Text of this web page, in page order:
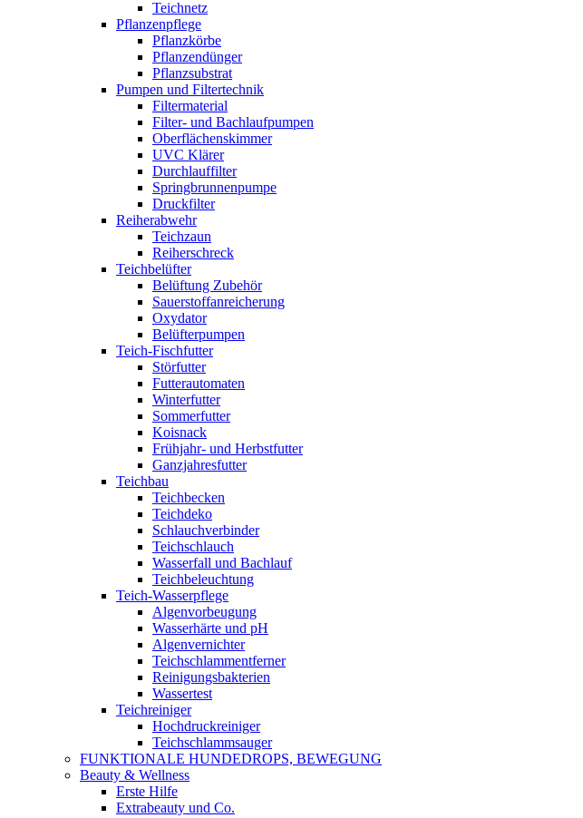
Teichnetz
Pflanzenpflege
Pflanzkörbe
Pflanzendünger
Pflanzsubstrat
Pumpen und Filtertechnik
Filtermaterial
Filter- und Bachlaufpumpen
Oberflächenskimmer
UVC Klärer
Durchlauffilter
Springbrunnenpumpe
Druckfilter
Reiherabwehr
Teichzaun
Reiherschreck
Teichbelüfter
Belüftung Zubehör
Sauerstoffanreicherung
Oxydator
Belüfterpumpen
Teich-Fischfutter
Störfutter
Futterautomaten
Winterfutter
Sommerfutter
Koisnack
Frühjahr- und Herbstfutter
Ganzjahresfutter
Teichbau
Teichbecken
Teichdeko
Schlauchverbinder
Teichschlauch
Wasserfall und Bachlauf
Teichbeleuchtung
Teich-Wasserpflege
Algenvorbeugung
Wasserhärte und pH
Algenvernichter
Teichschlammentferner
Reinigungsbakterien
Wassertest
Teichreiniger
Hochdruckreiniger
Teichschlammsauger
FUNKTIONALE HUNDEDROPS, BEWEGUNG
Beauty & Wellness
Erste Hilfe
Extrabeauty und Co.